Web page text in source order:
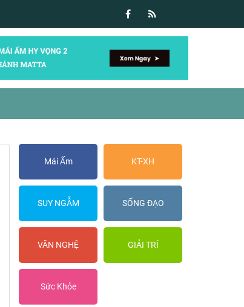
Mái Ấm KT-XH
SUY NGẪM SỐNG ĐẠO
VĂN NGHỆ GIẢI TRÍ
Sức Khỏe